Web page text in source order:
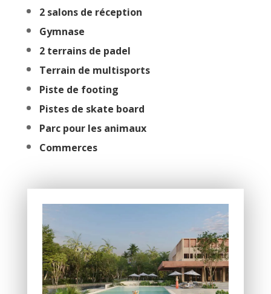
2 salons de réception
Gymnase
2 terrains de padel
Terrain de multisports
Piste de footing
Pistes de skate board
Parc pour les animaux
Commerces